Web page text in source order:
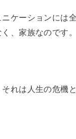
ケーションには
、家族なのです。
れは人生の危機